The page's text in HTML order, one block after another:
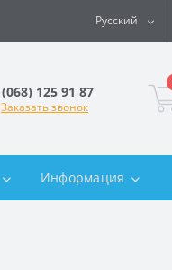
Русский
(068) 125 91 87
Заказать звонок
Информация